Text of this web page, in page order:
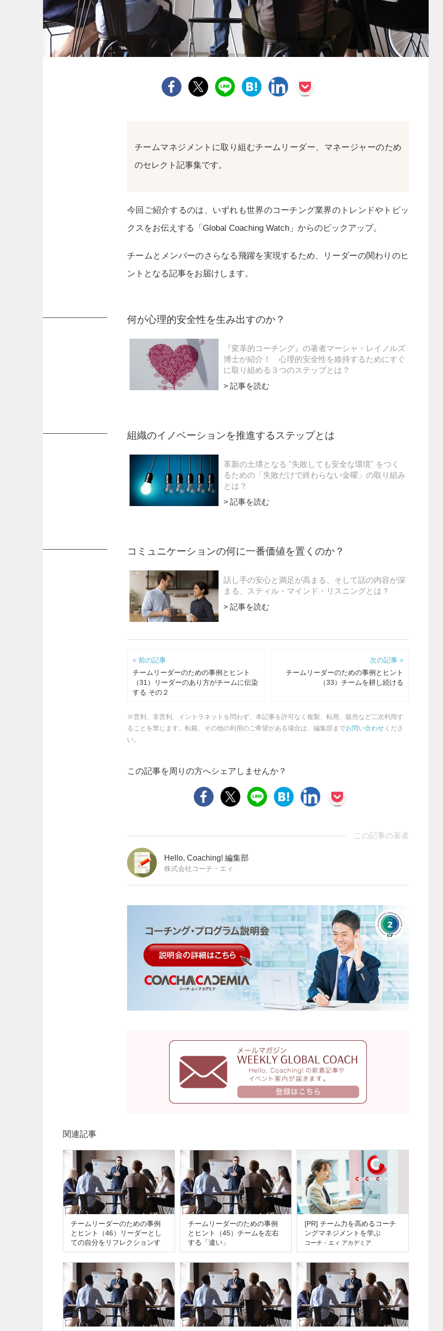
チームマネジメントに取り組むチームリーダー、マネージャーのため
のセレクト記事集です。
今回ご紹介するのは、いずれも世界のコーチング業界のトレンドやトピッ
クスをお伝えする「Global Coaching Watch」からのピックアップ。
チームとメンバーのさらなる飛躍を実現するため、リーダーの関わりのヒ
ントとなる記事をお届けします。
何が心理的安全性を生み出すのか？
『変革的コーチング』の著者マーシャ・レイノルズ
博士が紹介！ 心理的安全性を維持するためにすぐ
に取り組める３つのステップとは？
> 記事を読む
組織のイノベーションを推進するステップとは
革新の土壌となる "失敗しても安全な環境" をつく
るための「失敗だけで終わらない金曜」の取り組み
とは？
> 記事を読む
コミュニケーションの何に一番価値を置くのか？
話し手の安心と満足が高まる、そして話の内容が深
まる、スティル・マインド・リスニングとは？
> 記事を読む
< 前の記事
チームリーダーのための事例とヒント
（31）リーダーのあり方がチームに伝染
する その２
次の記事 >
チームリーダーのための事例とヒント
（33）チームを耕し続ける
※営利、非営利、イントラネットを問わず、本記事を許可なく複製、転用、販売など二次利用す
ることを禁じます。転載、その他の利用のご希望がある場合は、編集部までお問い合わせ くださ
い。
この記事を周りの方へシェアしませんか？
この記事の著者
Hello, Coaching! 編集部
株式会社コーチ・エィ
関連記事
チームリーダーのための事例
とヒント（46）リーダーとし
ての自分をリフレクションす
る その９
チームリーダーのための事例
とヒント（45）チームを左右
する「違い」
[PR] チーム力を高めるコーチ
ングマネジメントを学ぶ
コーチ・エィ アカデミア